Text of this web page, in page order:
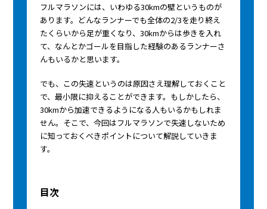
フルマラソンには、いわゆる30kmの壁というものが
あります。どんなランナーでも全体の2/3を走り終え
たくらいから足が重くなり、30kmからは歩きを入れ
て、なんとかゴールを目指した経験のあるランナーさ
んもいるかと思います。
でも、この失速というのは原因さえ理解しておくこと
で、最小限に抑えることができます。もしかしたら、
30kmから加速できるようになる人もいるかもしれま
せん。そこで、今回はフルマラソンで失速しないため
に知っておくべきポイントについて解説していきま
す。
目次